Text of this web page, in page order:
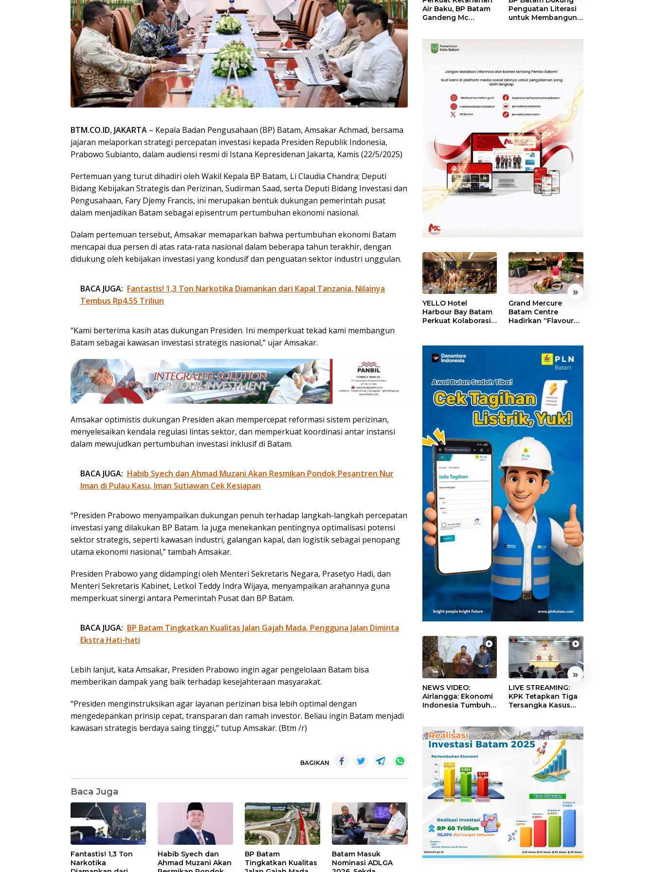
BTM.CO.ID, JAKARTA – Kepala Badan Pengusahaan (BP) Batam, Amsakar Achmad, bersama
jajaran melaporkan strategi percepatan investasi kepada Presiden Republik Indonesia,
Prabowo Subianto, dalam audiensi resmi di Istana Kepresidenan Jakarta, Kamis (22/5/2025)
Pertemuan yang turut dihadiri oleh Wakil Kepala BP Batam, Li Claudia Chandra; Deputi
Bidang Kebijakan Strategis dan Perizinan, Sudirman Saad, serta Deputi Bidang Investasi dan
Pengusahaan, Fary Djemy Francis, ini merupakan bentuk dukungan pemerintah pusat
dalam menjadikan Batam sebagai episentrum pertumbuhan ekonomi nasional.
Dalam pertemuan tersebut, Amsakar memaparkan bahwa pertumbuhan ekonomi Batam
mencapai dua persen di atas rata-rata nasional dalam beberapa tahun terakhir, dengan
didukung oleh kebijakan investasi yang kondusif dan penguatan sektor industri unggulan.
BACA JUGA: Fantastis! 1,3 Ton Narkotika Diamankan dari Kapal Tanzania, Nilainya
Tembus Rp4,55 Triliun
“Kami berterima kasih atas dukungan Presiden. Ini memperkuat tekad kami membangun
Batam sebagai kawasan investasi strategis nasional,” ujar Amsakar.
Amsakar optimistis dukungan Presiden akan mempercepat reformasi sistem perizinan,
menyelesaikan kendala regulasi lintas sektor, dan memperkuat koordinasi antar instansi
dalam mewujudkan pertumbuhan investasi inklusif di Batam.
BACA JUGA: Habib Syech dan Ahmad Muzani Akan Resmikan Pondok Pesantren Nur
Iman di Pulau Kasu, Iman Sutiawan Cek Kesiapan
“Presiden Prabowo menyampaikan dukungan penuh terhadap langkah-langkah percepatan
investasi yang dilakukan BP Batam. Ia juga menekankan pentingnya optimalisasi potensi
sektor strategis, seperti kawasan industri, galangan kapal, dan logistik sebagai penopang
utama ekonomi nasional,” tambah Amsakar.
Presiden Prabowo yang didampingi oleh Menteri Sekretaris Negara, Prasetyo Hadi, dan
Menteri Sekretaris Kabinet, Letkol Teddy Indra Wijaya, menyampaikan arahannya guna
memperkuat sinergi antara Pemerintah Pusat dan BP Batam.
BACA JUGA: BP Batam Tingkatkan Kualitas Jalan Gajah Mada, Pengguna Jalan Diminta
Ekstra Hati-hati
Lebih lanjut, kata Amsakar, Presiden Prabowo ingin agar pengelolaan Batam bisa
memberikan dampak yang baik terhadap kesejahteraan masyarakat.
“Presiden menginstruksikan agar layanan perizinan bisa lebih optimal dengan
mengedepankan prinsip cepat, transparan dan ramah investor. Beliau ingin Batam menjadi
kawasan strategis berdaya saing tinggi,” tutup Amsakar. (Btm /r)
BAGIKAN
Baca Juga
Fantastis! 1,3 Ton
Narkotika
Habib Syech dan
Ahmad Muzani Akan
BP Batam
Tingkatkan Kualitas
Batam Masuk
Nominasi ADLGA
Air Baku, BP Batam
Gandeng Mc
Bendungan Sei
Nongsa
Penguatan Literasi
untuk Membangun
Generasi Masa
Depan
« »
YELLO Hotel
Harbour Bay Batam
Perkuat Kolaborasi
Connect
Grand Mercure
Batam Centre
Hadirkan “Flavours
dengan Cita Rasa
Kuliner Indonesia
« »
NEWS VIDEO:
Airlangga: Ekonomi
Indonesia Tumbuh
LIVE STREAMING:
KPK Tetapkan Tiga
Tersangka Kasus
Pertamina